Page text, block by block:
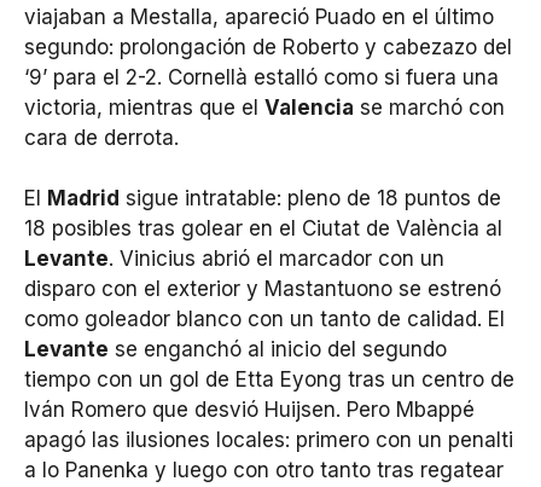
viajaban a Mestalla, apareció Puado en el último
segundo: prolongación de Roberto y cabezazo del
‘9’ para el 2-2. Cornellà estalló como si fuera una
victoria, mientras que el Valencia se marchó con
cara de derrota.
El Madrid sigue intratable: pleno de 18 puntos de
18 posibles tras golear en el Ciutat de València al
Levante. Vinicius abrió el marcador con un
disparo con el exterior y Mastantuono se estrenó
como goleador blanco con un tanto de calidad. El
Levante se enganchó al inicio del segundo
tiempo con un gol de Etta Eyong tras un centro de
Iván Romero que desvió Huijsen. Pero Mbappé
apagó las ilusiones locales: primero con un penalti
a lo Panenka y luego con otro tanto tras regatear